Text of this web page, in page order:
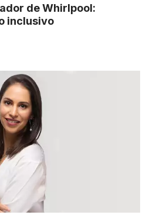
de Whirlpool:
inclusivo